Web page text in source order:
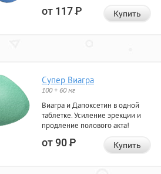
от 117Р Купить
Супер Виагра
100 + 60 мг
Виагра и Дапоксетин в одной
таблетке. Усиление эрекции и
продление полового акта!
от 90Р Купить